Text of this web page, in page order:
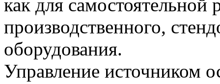
как для самостоятельной
производственного,
оборудования.
Управление источником